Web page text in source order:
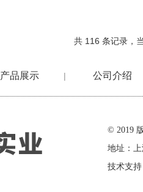
共 116 条记录
产品展示 | 公司介绍
© 2019
地址：
技术支